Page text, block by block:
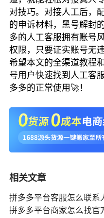
对技巧。对接人工后，
的申诉材料，黑号解封
多的人工客服拥有账号
权限，只要证实账号无
希望本文的全渠道教程
号用户快速找到人工客
多多的正常使用🚀！
相关文章
拼多多平台客服怎么联系
拼多多平台商家怎么找官